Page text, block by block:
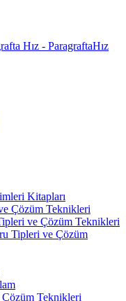
Hız - ParagraftaHız
Kitapları
Çözüm Teknikleri
ve Çözüm Teknikleri
Tipleri ve Çözüm
Teknikleri